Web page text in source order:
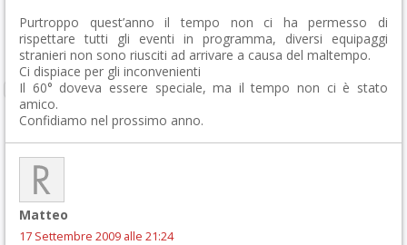
Purtroppo quest’anno il tempo non ci ha permesso di
rispettare tutti gli eventi in programma, diversi equipaggi
stranieri non sono riusciti ad arrivare a causa del maltempo.
Ci dispiace per gli inconvenienti
Il 60° doveva essere speciale, ma il tempo non ci è stato
amico.
Confidiamo nel prossimo anno.
Matteo
17 Settembre 2009 alle 21:24